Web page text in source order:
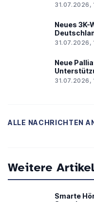
31.07.2026,
Neues 3K-
31.07.2026,
Neue
31.07.2026,
ALLE NACHRICHTEN
Weitere
Smarte